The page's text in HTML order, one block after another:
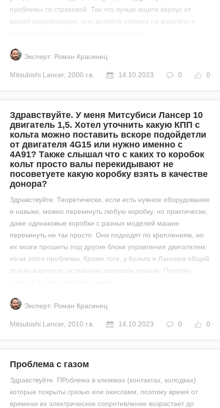
проблемы со страховой. Так что лучше ищите корпус от
вашей модификации, или делайте справку на агрегаты и
Эксперт: Роман Красинец
Mitsubishi Lancer, 2000 г.в. 14.10.2023 0 0
Здравствуйте. У меня Митсубиси Лансер 10
двигатель 1,5. Хотел уточнить какую КПП с
кольта можно поставить вскоре подойдетли
от двигателя 4G15 или нужно именно с
4А91? Также слышал что с каких то коробок
кольт просто валы перекидывают не
посоветуете какую коробку взять в качестве
донора?
Здравствуйте. Теоретически, если есть нужное оборудование
и навыки, можно перекинуть любую коробку, но практически,
даже одинаковые коробки с разных моделей машин
перекинуть не так просто. Они подходят по креплениям, но
их мозги прошиты под другие блоки управления двигателем,
из-за этого проблемы. Кроме того, у Кольта и Лансера общий
только вариатор, остальные автоматы разные. Поэтому
Эксперт: Роман Красинец
Mitsubishi Lancer, 2010 г.в. 14.10.2023 0 0
Проблема с газом
Здравствуйте. ПРоблема в клеммах (контактах, колодках)
которые покрыты грязью или окислами, поэтому время от
времени их электрическое сопротивление возрастает до